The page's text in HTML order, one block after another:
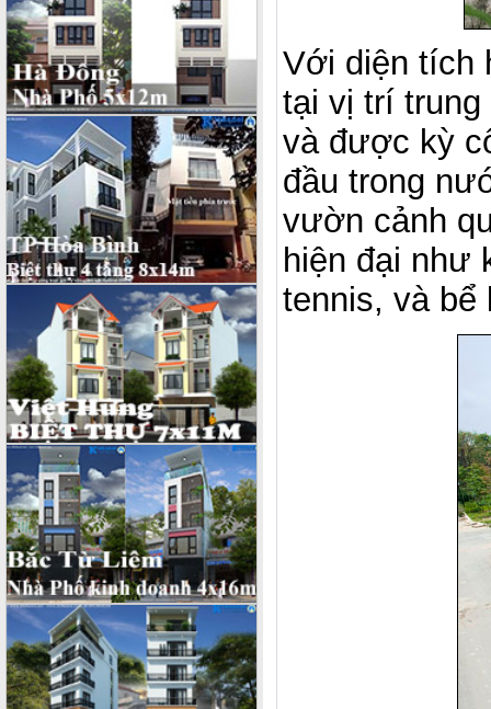
Với diện tích
tại vị trí trung
và được kỳ
đầu trong
vườn cảnh
hiện đại như
tennis, và bể